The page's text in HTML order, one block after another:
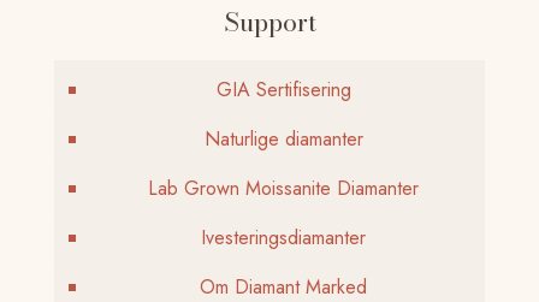
Support
GIA Sertifisering
Naturlige diamanter
Lab Grown Moissanite Diamanter
Ivesteringsdiamanter
Om Diamant Marked